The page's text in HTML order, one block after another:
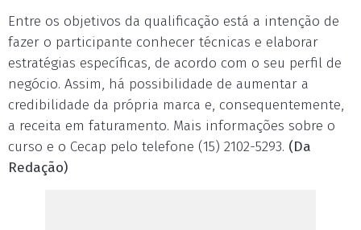
Entre os objetivos da qualificação está a intenção de
fazer o participante conhecer técnicas e elaborar
estratégias específicas, de acordo com o seu perfil de
negócio. Assim, há possibilidade de aumentar a
credibilidade da própria marca e, consequentemente,
a receita em faturamento. Mais informações sobre o
curso e o Cecap pelo telefone (15) 2102-5293. (Da
Redação)